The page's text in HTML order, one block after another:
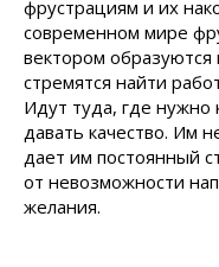
фрустрациям и их
современном мире
вектором
стремятся найти
Идут туда, где нужно
давать качество. Им
дает им постоянный
от невозможности
желания.